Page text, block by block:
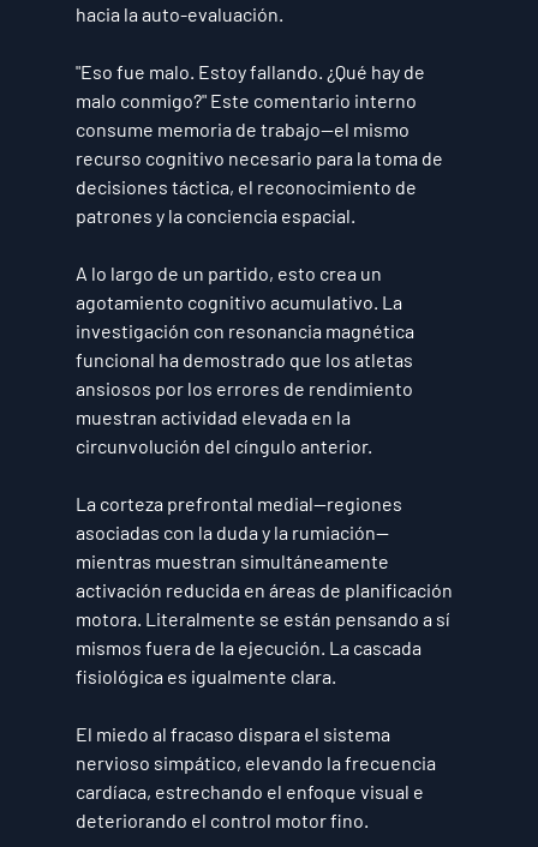
hacia la auto-evaluación.
"Eso fue malo. Estoy fallando. ¿Qué hay de
malo conmigo?" Este comentario interno
consume memoria de trabajo—el mismo
recurso cognitivo necesario para la toma de
decisiones táctica, el reconocimiento de
patrones y la conciencia espacial.
A lo largo de un partido, esto crea un
agotamiento cognitivo acumulativo. La
investigación con resonancia magnética
funcional ha demostrado que los atletas
ansiosos por los errores de rendimiento
muestran actividad elevada en la
circunvolución del cíngulo anterior.
La corteza prefrontal medial—regiones
asociadas con la duda y la rumiación—
mientras muestran simultáneamente
activación reducida en áreas de planificación
motora. Literalmente se están pensando a sí
mismos fuera de la ejecución. La cascada
fisiológica es igualmente clara.
El miedo al fracaso dispara el sistema
nervioso simpático, elevando la frecuencia
cardíaca, estrechando el enfoque visual e
deteriorando el control motor fino.